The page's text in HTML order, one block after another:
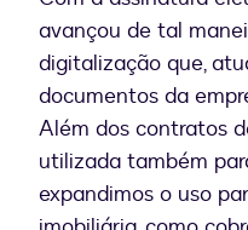
avançou de tal
digitalização que,
documentos da
Além dos contratos
utilizada também
expandimos o uso